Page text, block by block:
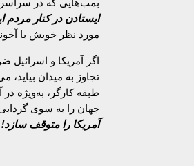
ایستادن در کنار مردم
مورد نظر خویش با
اگر آمریکا و اسرائیل
تجاوز به میدان
طبقه کارگر، به‌ویژه
جهان را به سوی
آمریکا را متوقف سازد!